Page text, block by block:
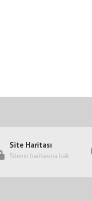
Site Haritası
Sitenin haritasına bak